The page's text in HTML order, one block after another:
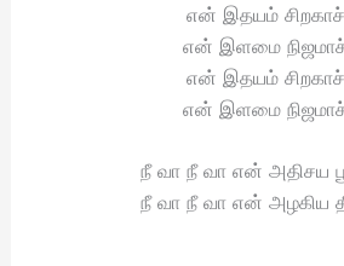
என் இதயம்
என் இளமை
என் இதயம்
என் இளமை
நீ வா நீ வா என் அதிசய
நீ வா நீ வா என் அழகிய